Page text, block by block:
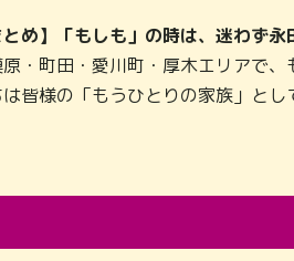
とめ】「もしも」の時は、迷わず永
・町田・愛川町・厚木エリアで
皆様の「もうひとりの家族」とし